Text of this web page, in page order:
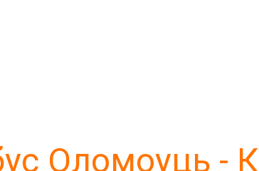
Оломоуць -